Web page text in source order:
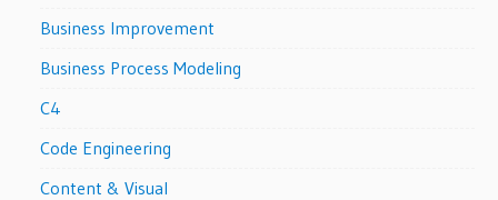
Business Improvement
Business Process Modeling
C4
Code Engineering
Content & Visual